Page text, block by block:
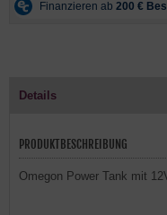
Details
PRODUKTBESCHREIBUNG
Omegon Power Tank mit